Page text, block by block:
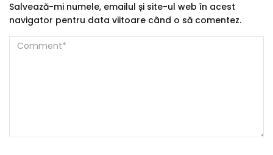
Salvează-mi numele, emailul și site-ul web în acest
navigator pentru data viitoare când o să comentez.